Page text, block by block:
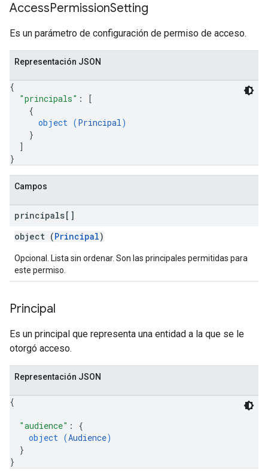
AccessPermissionSetting
Es un parámetro de configuración de permiso de acceso.
Representación JSON
{
"principals" :
[
{
object (Principal)
}
]
}
Campos
principals[]
object (Principal)
Opcional. Lista sin ordenar. Son las principales permitidas para
este permiso.
Principal
Es un principal que representa una entidad a la que se le
otorgó acceso.
Representación JSON
{
"audience" : {
object (Audience)
}
}